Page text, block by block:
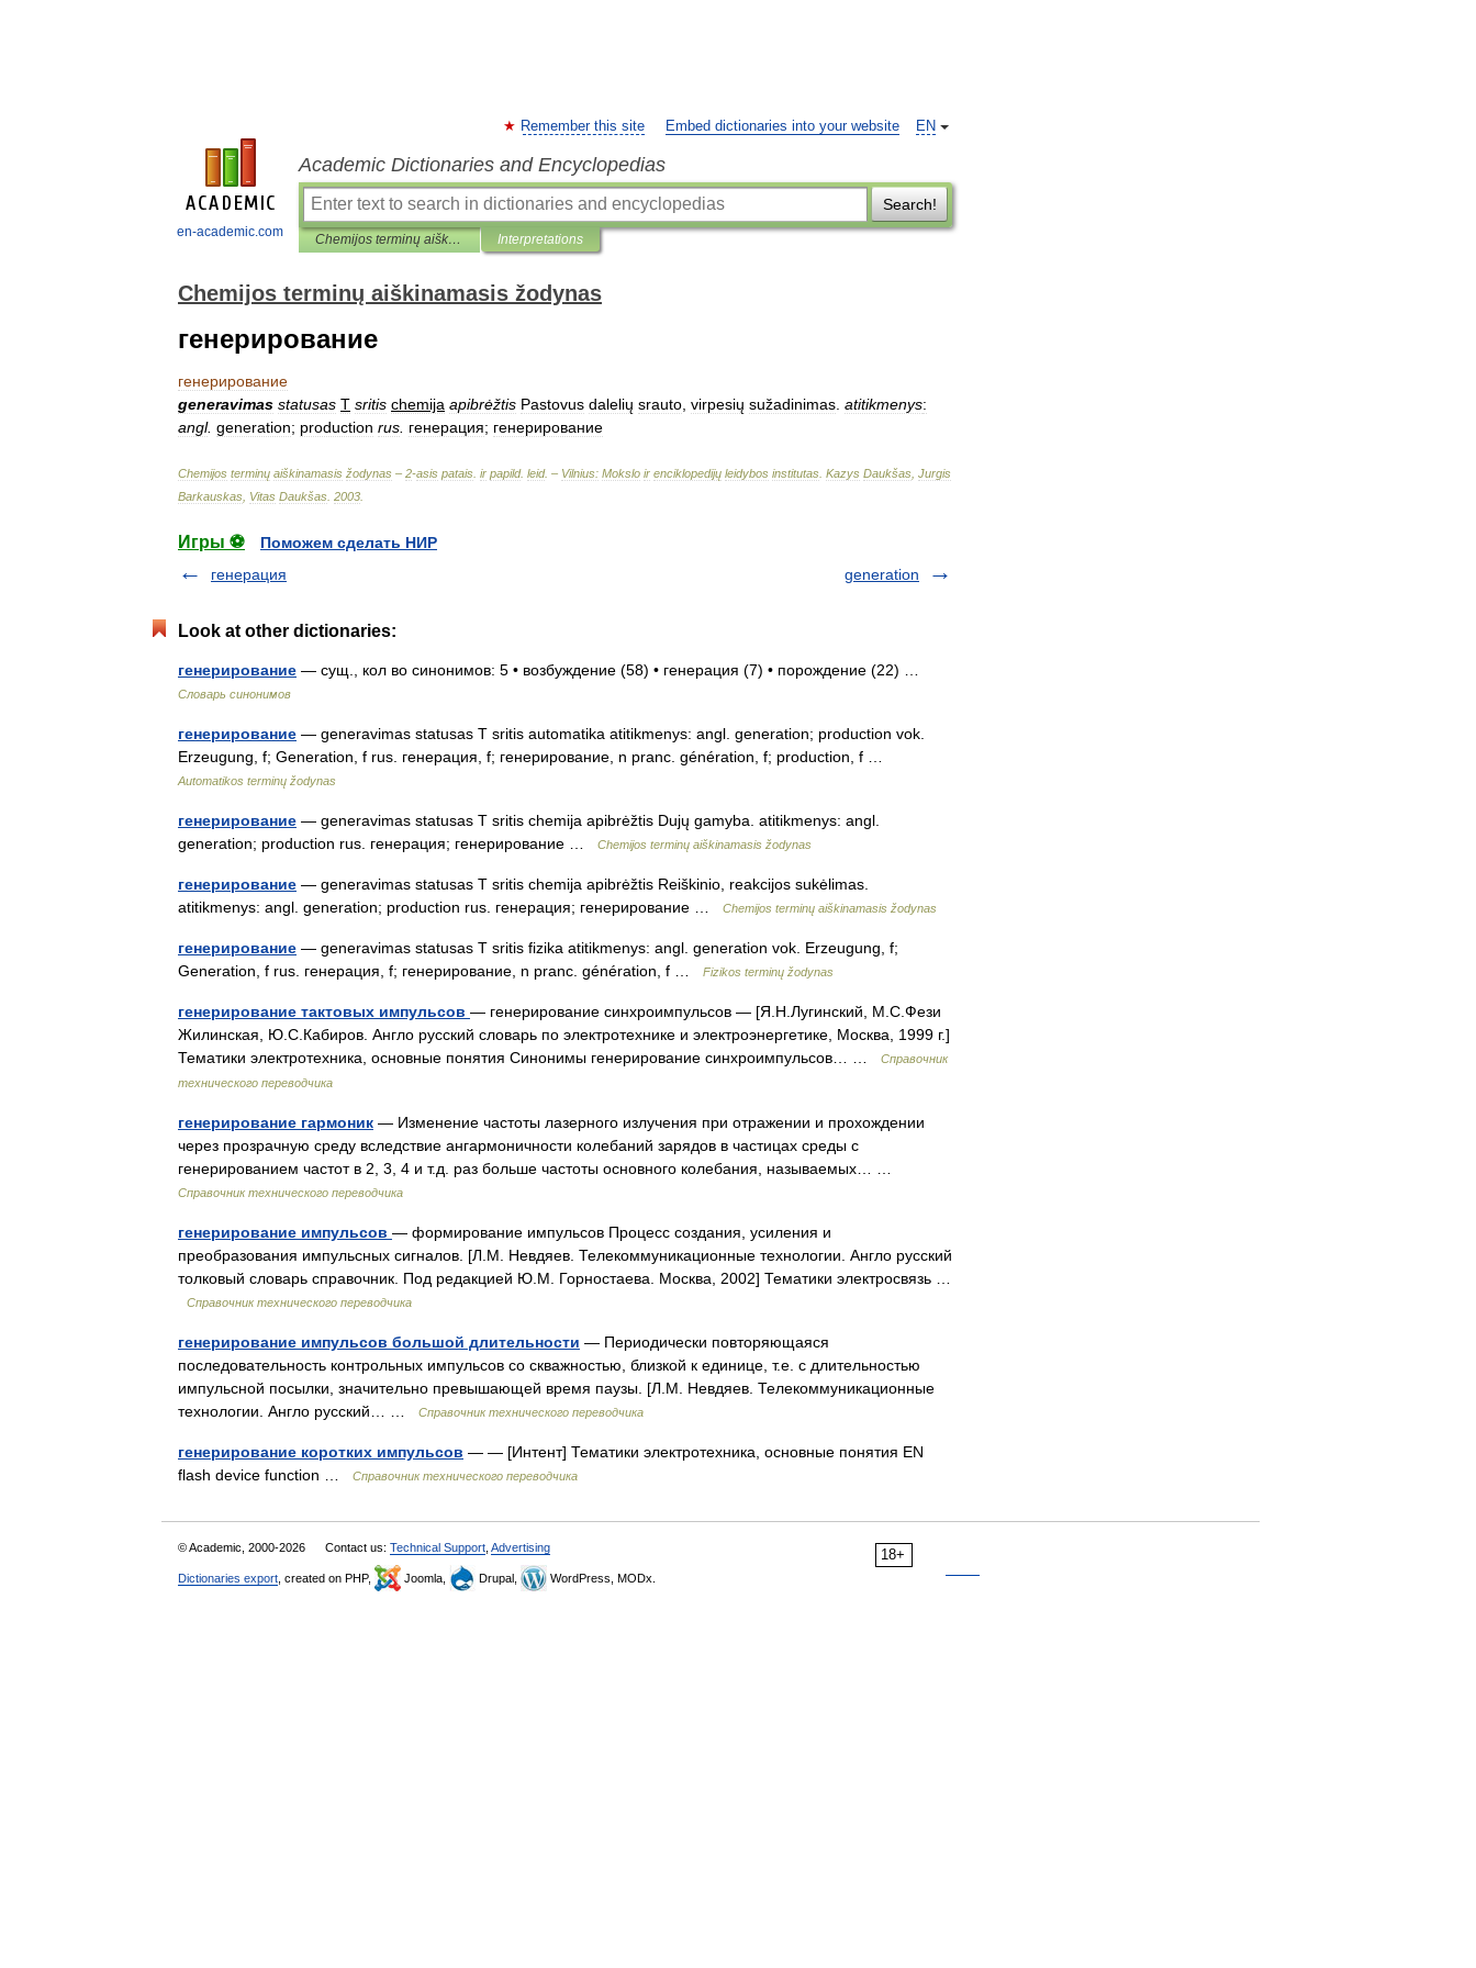
en-academic.com
EN
Remember this site Embed dictionaries into your website
Academic Dictionaries and Encyclopedias
Search!
Chemijos terminų aiškinamasis žodynas Interpretations
Chemijos terminų aiškinamasis žodynas
генерирование
генерирование
generavimas statusas T sritis chemija apibrėžtis Pastovus dalelių srauto virpesių sužadinimas atitikmenys:
angl. generation; production rus генерация; генерирование
Chemijos terminų aiškinamasis žodynas – 2-asis patais ir papild. leid. – Vilnius: Mokslo ir enciklopedijų leidybos institutas Kazys Daukšas Jurgis
Barkauskas Vitas Daukšas 2003
Игры ⚽
Поможем сделать НИР
генерация
generation
Look at other dictionaries:
генерирование — сущ., кол во синонимов: 5 • возбуждение (58) • генерация (7) • порождение (22) …
Словарь синонимов
генерирование — generavimas statusas T sritis automatika atitikmenys: angl. generation; production vok.
Erzeugung, f; Generation, f rus. генерация, f; генерирование, n pranc. génération, f; production, f …
Automatikos terminų žodynas
генерирование — generavimas statusas T sritis chemija apibrėžtis Dujų gamyba. atitikmenys: angl.
generation; production rus. генерация; генерирование …
Chemijos terminų aiškinamasis žodynas
генерирование — generavimas statusas T sritis chemija apibrėžtis Reiškinio, reakcijos sukėlimas.
atitikmenys: angl. generation; production rus. генерация; генерирование …
Chemijos terminų aiškinamasis žodynas
генерирование — generavimas statusas T sritis fizika atitikmenys: angl. generation vok. Erzeugung, f;
Generation, f rus. генерация, f; генерирование, n pranc. génération, f …
Fizikos terminų žodynas
генерирование тактовых импульсов — генерирование синхроимпульсов — [Я.Н.Лугинский, М.С.Фези
Жилинская, Ю.С.Кабиров. Англо русский словарь по электротехнике и электроэнергетике, Москва, 1999 г.]
Тематики электротехника, основные понятия Синонимы генерирование синхроимпульсов… …
Справочник
технического переводчика
генерирование гармоник — Изменение частоты лазерного излучения при отражении и прохождении
через прозрачную среду вследствие ангармоничности колебаний зарядов в частицах среды с
генерированием частот в 2, 3, 4 и т.д. раз больше частоты основного колебания, называемых… …
Справочник технического переводчика
генерирование импульсов — формирование импульсов Процесс создания, усиления и
преобразования импульсных сигналов. [Л.М. Невдяев. Телекоммуникационные технологии. Англо русский
толковый словарь справочник. Под редакцией Ю.М. Горностаева. Москва, 2002] Тематики электросвязь …
Справочник технического переводчика
генерирование импульсов большой длительности — Периодически повторяющаяся
последовательность контрольных импульсов со скважностью, близкой к единице, т.е. с длительностью
импульсной посылки, значительно превышающей время паузы. [Л.М. Невдяев. Телекоммуникационные
технологии. Англо русский… …
Справочник технического переводчика
генерирование коротких импульсов — — [Интент] Тематики электротехника, основные понятия EN
flash device function …
Справочник технического переводчика
18+
© Academic, 2000-2026 Contact us: Technical Support Advertising
Dictionaries export , created on PHP, Joomla, Drupal, WordPress, MODx.